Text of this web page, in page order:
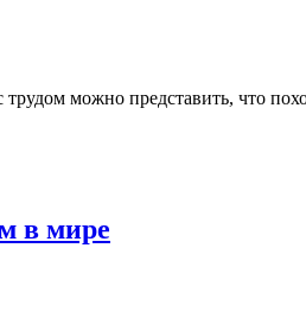
можно представить, что
в мире